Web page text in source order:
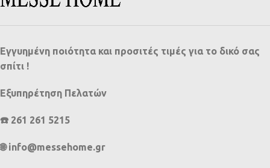
Εγγυημένη ποιότητα και προσιτές τιμές για το δικό σας
σπίτι !
Εξυπηρέτηση Πελατών
☎️ 261 261 5215
🌐 info@messehome.gr